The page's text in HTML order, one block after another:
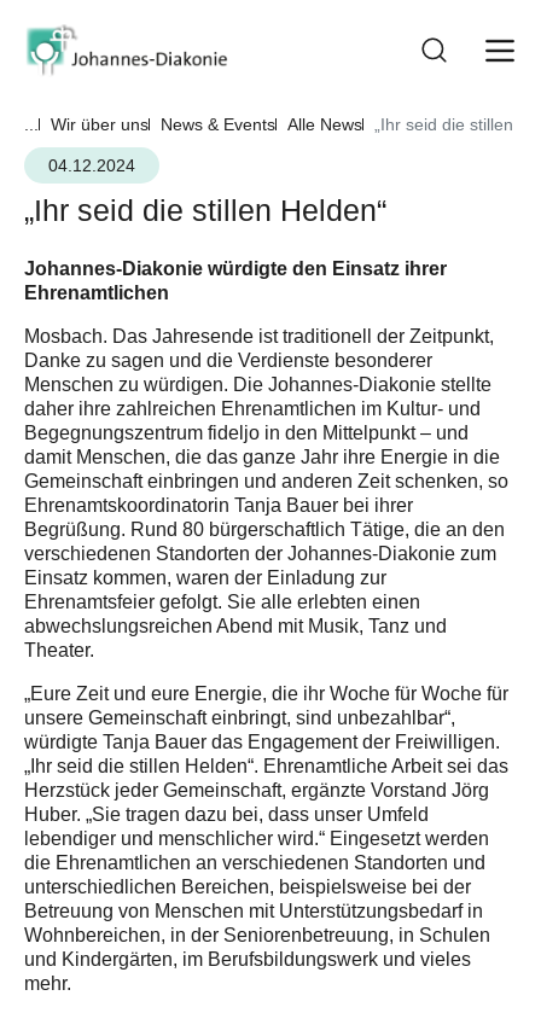
... Wir über uns News & Events Alle News „Ihr seid die stillen
04.12.2024
„Ihr seid die stillen Helden“
Johannes-Diakonie würdigte den Einsatz ihrer
Ehrenamtlichen
Mosbach. Das Jahresende ist traditionell der Zeitpunkt,
Danke zu sagen und die Verdienste besonderer
Menschen zu würdigen. Die Johannes-Diakonie stellte
daher ihre zahlreichen Ehrenamtlichen im Kultur- und
Begegnungszentrum fideljo in den Mittelpunkt – und
damit Menschen, die das ganze Jahr ihre Energie in die
Gemeinschaft einbringen und anderen Zeit schenken, so
Ehrenamtskoordinatorin Tanja Bauer bei ihrer
Begrüßung. Rund 80 bürgerschaftlich Tätige, die an den
verschiedenen Standorten der Johannes-Diakonie zum
Einsatz kommen, waren der Einladung zur
Ehrenamtsfeier gefolgt. Sie alle erlebten einen
abwechslungsreichen Abend mit Musik, Tanz und
Theater.
„Eure Zeit und eure Energie, die ihr Woche für Woche für
unsere Gemeinschaft einbringt, sind unbezahlbar“,
würdigte Tanja Bauer das Engagement der Freiwilligen.
„Ihr seid die stillen Helden“. Ehrenamtliche Arbeit sei das
Herzstück jeder Gemeinschaft, ergänzte Vorstand Jörg
Huber. „Sie tragen dazu bei, dass unser Umfeld
lebendiger und menschlicher wird.“ Eingesetzt werden
die Ehrenamtlichen an verschiedenen Standorten und
unterschiedlichen Bereichen, beispielsweise bei der
Betreuung von Menschen mit Unterstützungsbedarf in
Wohnbereichen, in der Seniorenbetreuung, in Schulen
und Kindergärten, im Berufsbildungswerk und vieles
mehr.